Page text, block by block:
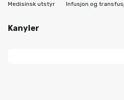
Medisinsk utstyr Infusjon og
Kanyler